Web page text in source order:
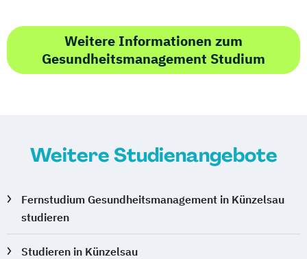
Weitere Informationen zum
Gesundheitsmanagement Studium
Weitere Studienangebote
Fernstudium Gesundheitsmanagement in Künzelsau
studieren
Studieren in Künzelsau